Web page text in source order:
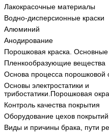
Лакокрасочные материалы
Водно-дисперсионные краски
Алюминий
Анодирование
Порошковая краска. Основные
Пленкообразующие вещества
Основа процесса порошковой
Основы электростатики и
трибостатики.Порошковая
Контроль качества покрытия
Оборудование цехов покрытий
Виды и причины брака, пути